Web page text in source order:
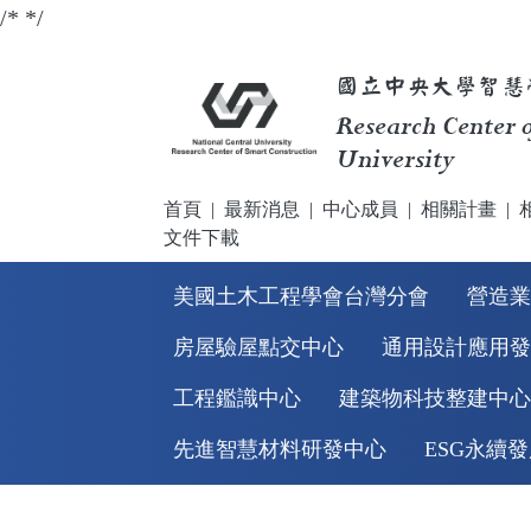
/* */
國立中央大學智
Research
University
首頁 | 最新消息 | 中心成員 | 相關計畫 |
文件下載
美國土木工程學會台灣分會 營造
房屋驗屋點交中心 通用設計應用
工程鑑識中心 建築物科技整建中心
先進智慧材料研發中心 ESG永續